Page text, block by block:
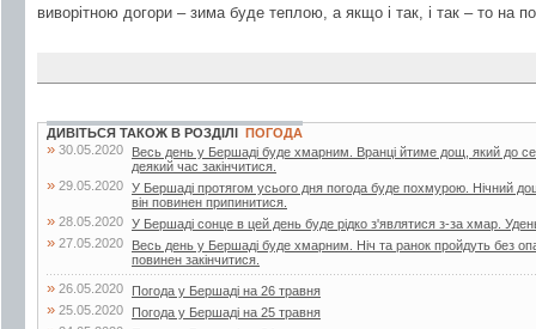
виворітною догори – зима буде теплою, а якщо і так, і так – то на
ДИВІТЬСЯ ТАКОЖ В РОЗДІЛІ ПОГОДА
» 30.05.2020
Весь день у Бершаді буде хмарним. Вранці йтиме дощ, який до
деякий час закінчитися.
» 29.05.2020 У Бершаді протягом усього дня погода буде похмурою. Нічний
він повинен припинитися.
» 28.05.2020 У Бершаді сонце в цей день буде рідко з'являтися з-за хмар.
» 27.05.2020
Весь день у Бершаді буде хмарним. Ніч та ранок пройдуть без
повинен закінчитися.
» 26.05.2020 Погода у Бершаді на 26 травня
» 25.05.2020 Погода у Бершаді на 25 травня